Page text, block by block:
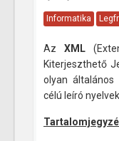
Informatika
Az XML
Kiterjeszthető
olyan általános
célú leíró